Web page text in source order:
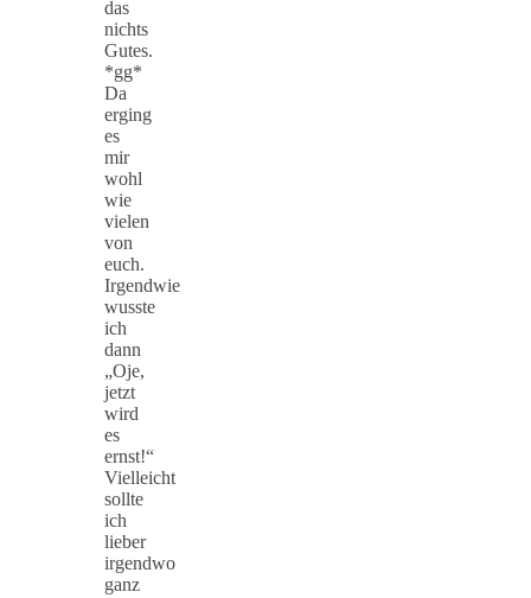
das
nichts
Gutes.
*gg*
Da
erging
es
mir
wohl
wie
vielen
von
euch.
Irgendwie
wusste
ich
dann
„Oje,
jetzt
wird
es
ernst!“
Vielleicht
sollte
ich
lieber
irgendwo
ganz